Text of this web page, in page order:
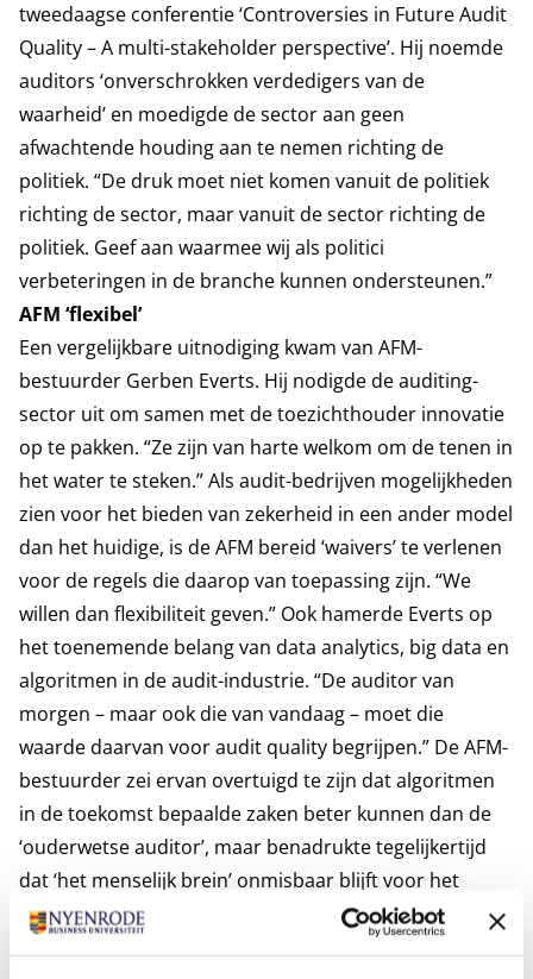
tweedaagse conferentie ‘Controversies in Future Audit
Quality – A multi-stakeholder perspective’. Hij noemde
auditors ‘onverschrokken verdedigers van de
waarheid’ en moedigde de sector aan geen
afwachtende houding aan te nemen richting de
politiek. “De druk moet niet komen vanuit de politiek
richting de sector, maar vanuit de sector richting de
politiek. Geef aan waarmee wij als politici
verbeteringen in de branche kunnen ondersteunen.”
AFM ‘flexibel’
Een vergelijkbare uitnodiging kwam van AFM-
bestuurder Gerben Everts. Hij nodigde de auditing-
sector uit om samen met de toezichthouder innovatie
op te pakken. “Ze zijn van harte welkom om de tenen in
het water te steken.” Als audit-bedrijven mogelijkheden
zien voor het bieden van zekerheid in een ander model
dan het huidige, is de AFM bereid ‘waivers’ te verlenen
voor de regels die daarop van toepassing zijn. “We
willen dan flexibiliteit geven.” Ook hamerde Everts op
het toenemende belang van data analytics, big data en
algoritmen in de audit-industrie. “De auditor van
morgen – maar ook die van vandaag – moet die
waarde daarvan voor audit quality begrijpen.” De AFM-
bestuurder zei ervan overtuigd te zijn dat algoritmen
in de toekomst bepaalde zaken beter kunnen dan de
‘ouderwetse auditor’, maar benadrukte tegelijkertijd
dat ‘het menselijk brein’ onmisbaar blijft voor het
interpreteren van de informatie. “Data alléén zegt